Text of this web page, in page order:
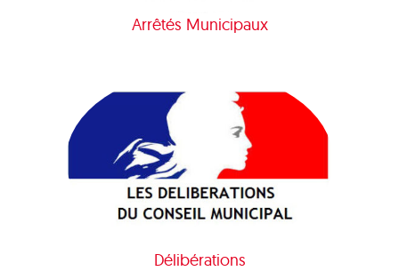
Arrêtés Municipaux
Délibérations